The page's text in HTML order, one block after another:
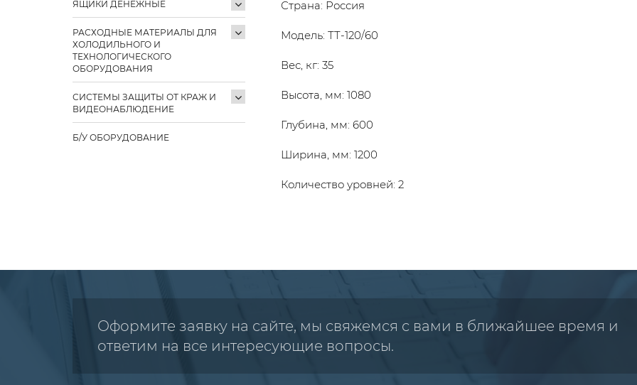
ЯЩИКИ ДЕНЕЖНЫЕ
РАСХОДНЫЕ МАТЕРИАЛЫ ДЛЯ
ХОЛОДИЛЬНОГО И
ТЕХНОЛОГИЧЕСКОГО
ОБОРУДОВАНИЯ
СИСТЕМЫ ЗАЩИТЫ ОТ КРАЖ И
ВИДЕОНАБЛЮДЕНИЕ
Б/У ОБОРУДОВАНИЕ
Страна: Россия
Модель: ТТ-120/60
Вес, кг: 35
Высота, мм: 1080
Глубина, мм: 600
Ширина, мм: 1200
Количество уровней: 2
Оформите заявку на сайте, мы свяжемся с вами в ближайшее время и
ответим на все интересующие вопросы.